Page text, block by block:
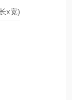
x宽)